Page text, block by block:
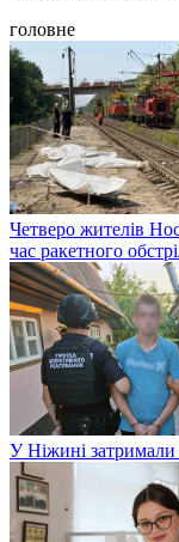
головне
Четверо жителів
час ракетного
У Ніжині затримали